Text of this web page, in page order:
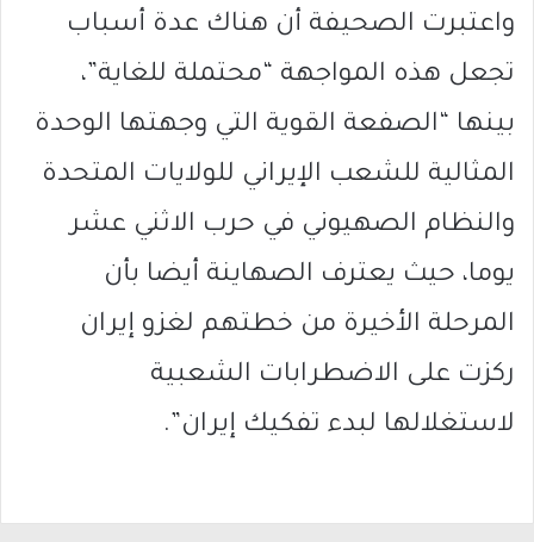
واعتبرت الصحيفة أن هناك عدة أسباب
تجعل هذه المواجهة “محتملة للغاية”،
بينها “الصفعة القوية التي وجهتها الوحدة
المثالية للشعب الإيراني للولايات المتحدة
والنظام الصهيوني في حرب الاثني عشر
يوما، حيث يعترف الصهاينة أيضا بأن
المرحلة الأخيرة من خطتهم لغزو إيران
ركزت على الاضطرابات الشعبية
لاستغلالها لبدء تفكيك إيران”.